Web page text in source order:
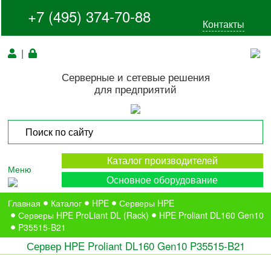
+7 (495) 374-70-88 Контакты
|
Серверные и сетевые решения
для предприятий
Меню
Каталог производителей
Основное оборудование
Главная Каталог HPE
Серверы HPE
Серверы HPE ProLiant DL (Rack)
HPE Proliant DL160 Gen10
P35515-B21
Сервер HPE Proliant DL160 Gen10 P35515-B21